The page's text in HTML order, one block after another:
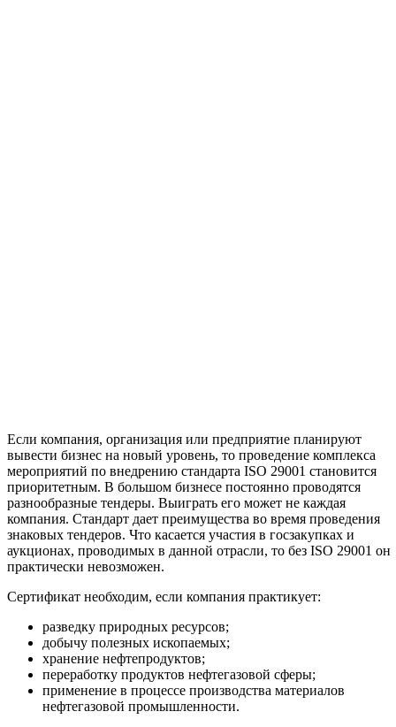
Если компания, организация или предприятие планируют
вывести бизнес на новый уровень, то проведение комплекса
мероприятий по внедрению стандарта ISO 29001 становится
приоритетным. В большом бизнесе постоянно проводятся
разнообразные тендеры. Выиграть его может не каждая
компания. Стандарт дает преимущества во время проведения
знаковых тендеров. Что касается участия в госзакупках и
аукционах, проводимых в данной отрасли, то без ISO 29001 он
практически невозможен.
Сертификат необходим, если компания практикует:
разведку природных ресурсов;
добычу полезных ископаемых;
хранение нефтепродуктов;
переработку продуктов нефтегазовой сферы;
применение в процессе производства материалов
нефтегазовой промышленности.